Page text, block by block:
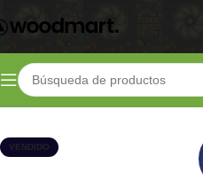
Inicio Shop Cosecha
VENDIDO